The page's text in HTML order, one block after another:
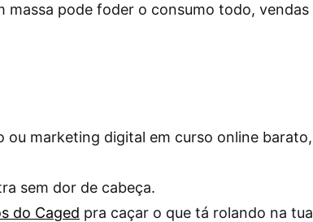
massa pode foder o consumo todo, vendas
ou marketing digital em curso online barato,
sem dor de cabeça.
do Caged pra caçar o que tá rolando na tua